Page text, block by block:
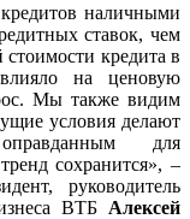
наличными
ставок, чем
кредита в
на ценовую
Мы также видим
условия делают
оправданным для
сохранится», –
руководитель
ВТБ Алексей